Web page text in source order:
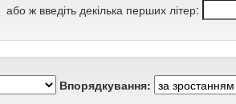
або ж введіть декілька перших літер:
Впорядкування: